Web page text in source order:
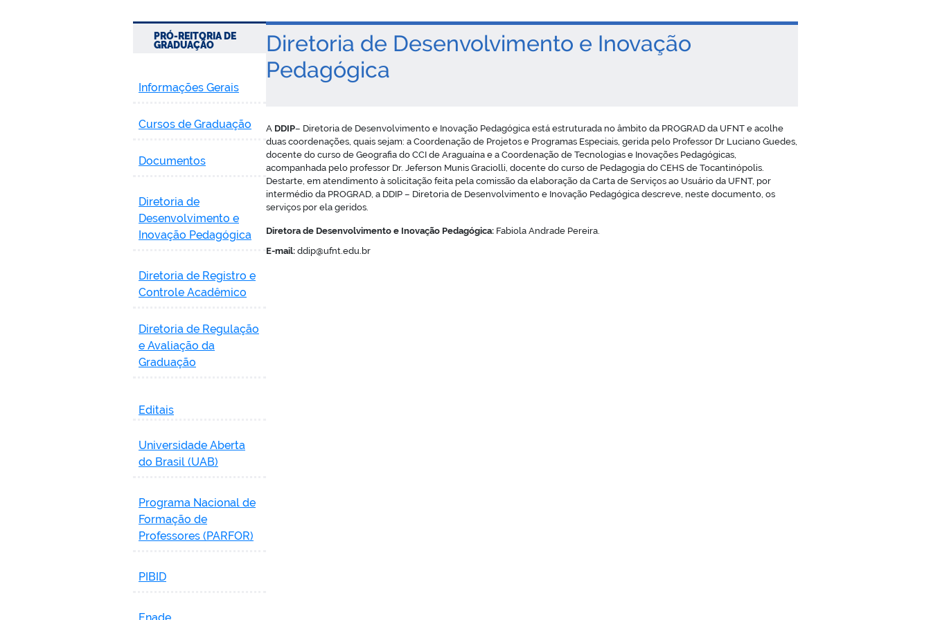
PRÓ-REITORIA DE
GRADUAÇÃO
Informações Gerais
Cursos de Graduação
Documentos
Diretoria de
Desenvolvimento e
Inovação Pedagógica
Diretoria de Registro e
Controle Acadêmico
Diretoria de Regulação
e Avaliação da
Graduação
Editais
Universidade Aberta
do Brasil (UAB)
Programa Nacional de
Formação de
Professores (PARFOR)
PIBID
Diretoria de Desenvolvimento e Inovação
Pedagógica
A DDIP– Diretoria de Desenvolvimento e Inovação Pedagógica está estruturada no âmbito da PROGRAD da UFNT e acolhe
duas coordenações, quais sejam: a Coordenação de Projetos e Programas Especiais, gerida pelo Professor Dr Luciano Guedes,
docente do curso de Geografia do CCI de Araguaína e a Coordenação de Tecnologias e Inovações Pedagógicas,
acompanhada pelo professor Dr. Jeferson Munis Graciolli, docente do curso de Pedagogia do CEHS de Tocantinópolis.
Destarte, em atendimento à solicitação feita pela comissão da elaboração da Carta de Serviços ao Usuário da UFNT, por
intermédio da PROGRAD, a DDIP – Diretoria de Desenvolvimento e Inovação Pedagógica descreve, neste documento, os
serviços por ela geridos.
Diretora de Desenvolvimento e Inovação Pedagógica: Fabiola Andrade Pereira.
E-mail: ddip@ufnt.edu.br